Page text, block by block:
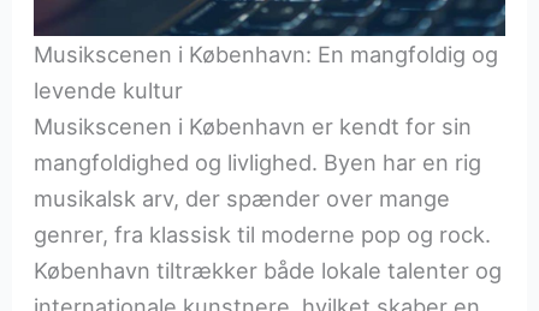
Musikscenen i København: En mangfoldig og
levende kultur
Musikscenen i København er kendt for sin
mangfoldighed og livlighed. Byen har en rig
musikalsk arv, der spænder over mange
genrer, fra klassisk til moderne pop og rock.
København tiltrækker både lokale talenter og